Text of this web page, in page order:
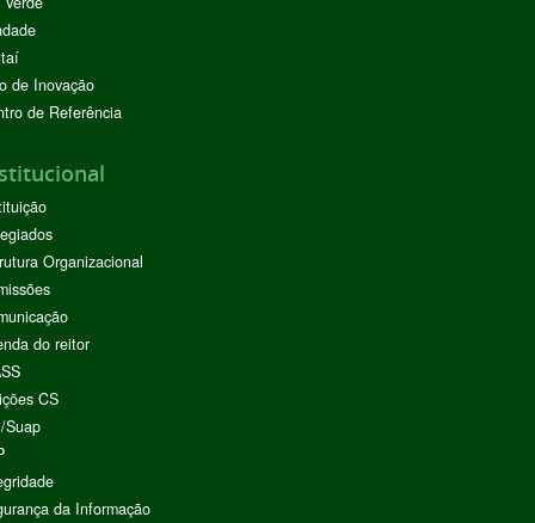
de Inovação
de Referência
Organizacional
do reitor
CS
Suap
da Informação